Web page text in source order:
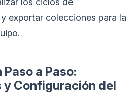
exportar colecciones para la
a Paso:
Configuración del